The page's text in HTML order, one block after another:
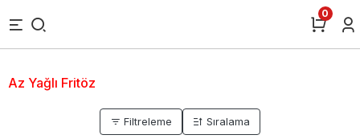
0
Az Yağlı Fritöz
Filtreleme Sıralama